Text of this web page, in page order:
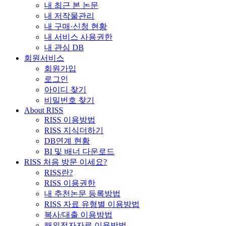
내 최근 본 논문
내 저작물관리
내 구매·신청 현황
내 서비스 사용권한
내 관심 DB
회원서비스
회원가입
로그인
아이디 찾기
비밀번호 찾기
About RISS
RISS 이용방법
RISS 지식더하기
DB연계 현황
BI 및 배너 다운로드
RISS 처음 방문 이세요?
RISS란?
RISS 이용권한
내 추천논문 등록방법
RISS 자료 유형별 이용방법
복사/대출 이용방법